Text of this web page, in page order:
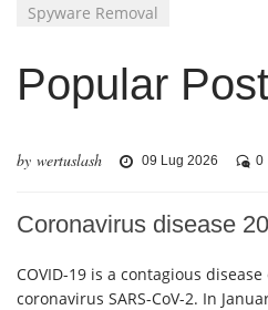
Spyware Removal
Popular
by wertuslash 09 Lug 2026 0
Coronavirus disease
COVID-19 is a contagious
coronavirus SARS-CoV-2. In